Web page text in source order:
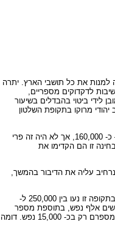
למנות את כל תושבי הארץ. יתרה
אין חשיבות לדקדוקים מספריים,
בתוך מרוקו באו כמובן לידי ביטוי בהבדלים בשיעור
מרוקו בתקופת השלטון
מגמת גידול האוכלוסייה נמשכה גם בשנות החמישים, ובמפקד הראשון שנעשה אחרי קבלת העצמאות, בשנת 1960, נמנו יותר מ- 11 מיליון מוסלמים. מספר היהודים היה באותה שנה נמוך בהרבה מזה של שנת 1951 – כ- 160,000, אך לא היה זה פרי
לצרפת. מבחינה זו הם הקדימו את
עליה את הדיבור בהמשך,
כאמור, המספרים שננקבו במפקדים הצרפתיים אינם מדויקים, והגורמים היהודיים שנזקקו לאומדן מהימן של מספר יהודי מרוקו התלבטו בנושא זה. רוב הארגונים היהודיים החלו לפעול במרוקו סביב 1948, והערכותיהם בתקופה זו נעו בין 250,000 ל-
אלף נפש, בתוספת מספר
היהודים שלא נמנו בידי הצרפתים במרוקו הספרדית: כ- 25,000, והיהודים בעלי המעמד האירופי, שנמנו במפקדים בקטגוריה "אירופים". לפי הערכת הג'וינט בשנת 1952 התקרב מספרם ל- 30,000, אך ב- 1943 הוערך מספרם רק בכ- 15,000 נפש. דומה